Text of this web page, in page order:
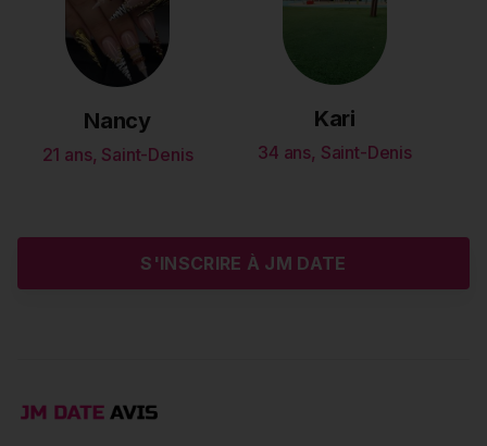
Nancy
21 ans, Saint-Denis
Kari
34 ans, Saint-Denis
S'INSCRIRE À JM DATE